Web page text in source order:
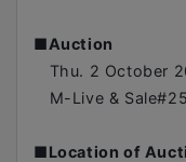
■Auction
Thu. 2 October
M-Live &
■Location of